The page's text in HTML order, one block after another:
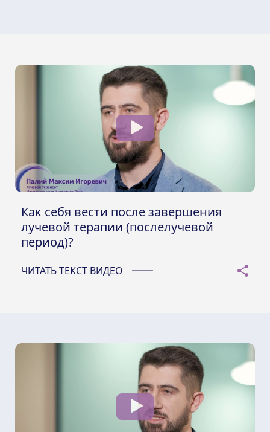
Как себя вести после завершения
лучевой терапии (послелучевой
период)?
ЧИТАТЬ ТЕКСТ ВИДЕО